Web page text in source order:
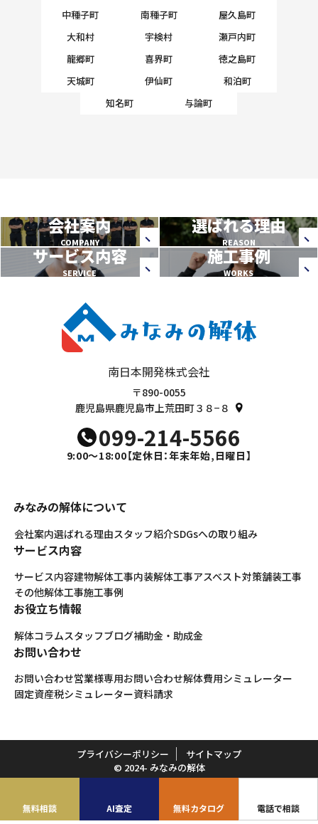
中種子町
南種子町
屋久島町
大和村
宇検村
瀬戸内町
龍郷町
喜界町
徳之島町
天城町
伊仙町
和泊町
知名町
与論町
会社案内
COMPANY
選ばれる理由
REASON
サービス内容
SERVICE
施工事例
WORKS
南日本開発株式会社
〒890-0055
鹿児島県鹿児島市上荒田町３８−８
099-214-5566
9:00～18:00【定休日：年末年始,日曜日】
みなみの解体について
会社案内選ばれる理由スタッフ紹介SDGsへの取り組み
サービス内容
サービス内容建物解体工事内装解体工事アスベスト対策舗装工事
その他解体工事施工事例
お役立ち情報
解体コラムスタッフブログ補助金・助成金
お問い合わせ
お問い合わせ営業様専用お問い合わせ解体費用シミュレーター
固定資産税シミュレーター資料請求
無料相談 AI査定 無料カタログ 電話で相談
プライバシーポリシー
サイトマップ
© 2024- みなみの解体